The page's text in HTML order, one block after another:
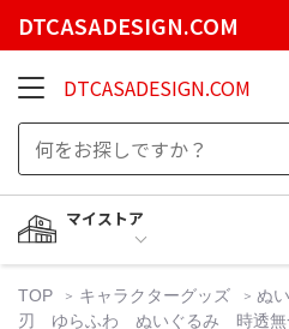
DTCASADESIGN.COM
DTCASADESIGN.COM
マイストア
TOP キャラクターグッズ ぬ
刃 ゆらふわ ぬいぐるみ 時透